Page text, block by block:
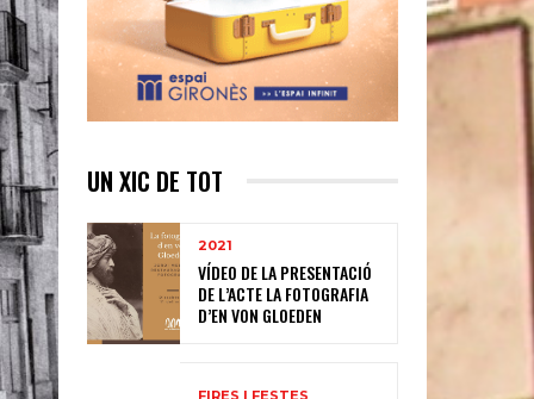
UN XIC DE TOT
2021
VÍDEO DE LA PRESENTACIÓ
DE L’ACTE LA FOTOGRAFIA
D’EN VON GLOEDEN
FIRES I FESTES